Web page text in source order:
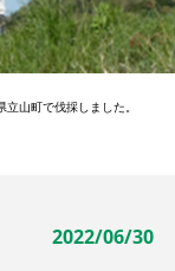
立山町で伐採しました。
2022/06/30